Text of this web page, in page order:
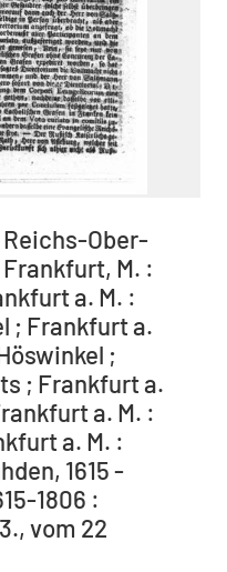
Ober-
M. :
a. M. :
; Frankfurt a.
;
; Frankfurt a.
a. M. :
a. M. :
1615 -
1806 :
vom 22